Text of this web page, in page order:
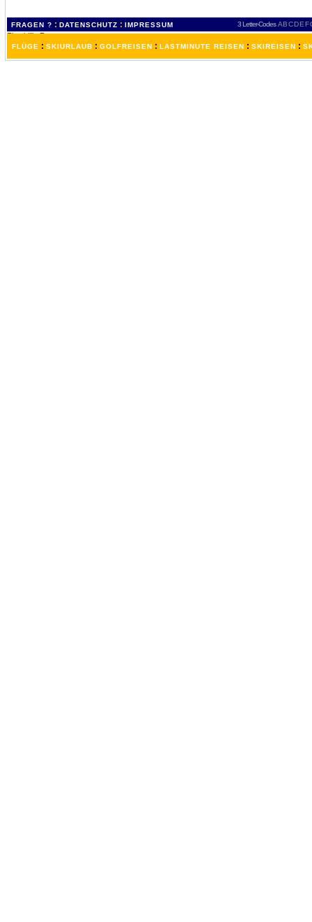
FRAGEN ? : DATENSCHUTZ : IMPRESSUM 3 Letter-Codes ABCDEF
FLÜGE : SKIURLAUB : GOLFREISEN : LASTMINUTE REISEN : SKIREISEN :